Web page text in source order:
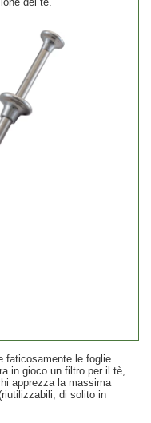
faticosamente le foglie
in gioco un filtro per il tè,
apprezza la massima
di solito in